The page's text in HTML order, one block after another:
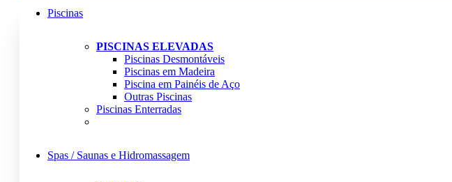
Piscinas
PISCINAS ELEVADAS
Piscinas Desmontáveis
Piscinas em Madeira
Piscina em Painéis de Aço
Outras Piscinas
Piscinas Enterradas
Spas / Saunas e Hidromassagem